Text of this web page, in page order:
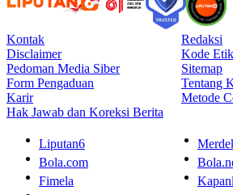
Kontak
Redaksi
Disclaimer
Kode Etik
Pedoman Media Siber
Sitemap
Form Pengaduan
Tentang
Karir
Metode
Hak Jawab dan Koreksi Berita
Liputan6
Bola.com
Fimela